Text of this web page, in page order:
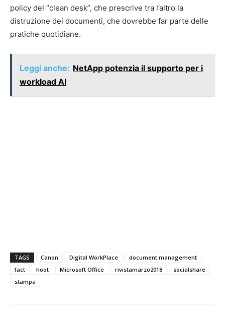
policy del “clean desk”, che prescrive tra l’altro la
distruzione dei documenti, che dovrebbe far parte delle
pratiche quotidiane.
Leggi anche: NetApp potenzia il supporto per i
workload AI
TAGS Canon Digital WorkPlace
document management
fact
hoot Microsoft Office rivistamarzo2018
socialshare
stampa